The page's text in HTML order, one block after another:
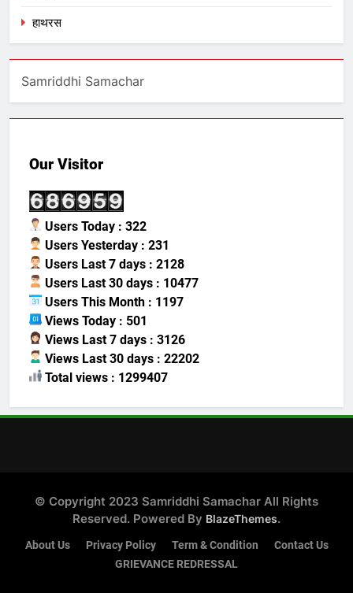
हाथरस
Samriddhi Samachar
Our Visitor
Users Today : 322
Users Yesterday : 231
Users Last 7 days : 2128
Users Last 30 days : 10477
Users This Month : 1197
Views Today : 501
Views Last 7 days : 3126
Views Last 30 days : 22202
Total views : 1299407
© Copyright 2023 Samriddhi Samachar All Rights
Reserved. Powered By BlazeThemes.
About Us Privacy Policy Term & Condition
Contact Us
GRIEVANCE REDRESSAL